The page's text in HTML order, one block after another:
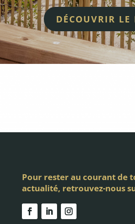
DÉCOUVRIR LE
Pour rester au courant de
actualité, retrouvez-nous